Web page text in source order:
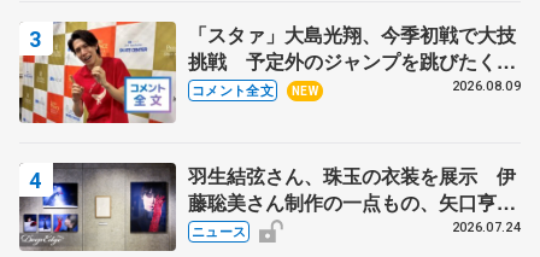
「スタァ」大島光翔、今季初戦で大技
挑戦 予定外のジャンプを跳びたくな
った理由とは… 【関東サマートロフ
コメント全文 NEW 2026.08.09
羽生結弦さん、珠玉の衣装を展示 伊
藤聡美さん制作の一点もの、矢口亨さ
んが撮影
ニュース 2026.07.24